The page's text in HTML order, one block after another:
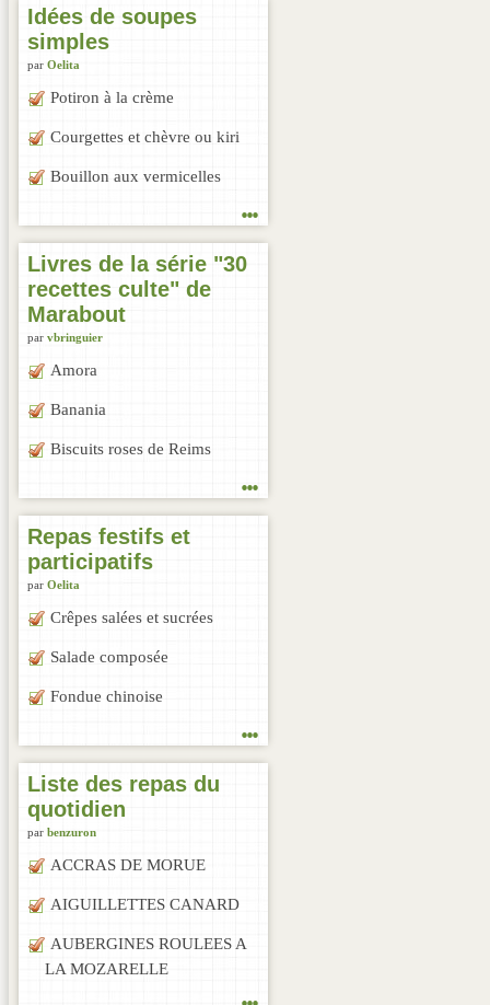
Idées de soupes
simples
par Oelita
Potiron à la crème
Courgettes et chèvre ou kiri
Bouillon aux vermicelles
...
Livres de la série "30
recettes culte" de
Marabout
par vbringuier
Amora
Banania
Biscuits roses de Reims
...
Repas festifs et
participatifs
par Oelita
Crêpes salées et sucrées
Salade composée
Fondue chinoise
...
Liste des repas du
quotidien
par benzuron
ACCRAS DE MORUE
AIGUILLETTES CANARD
AUBERGINES ROULEES A
LA MOZARELLE
...